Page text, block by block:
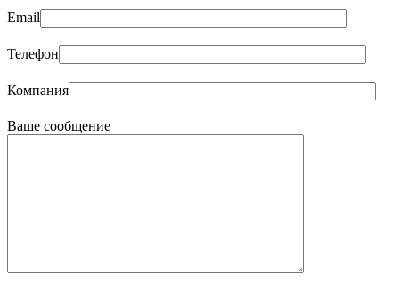
Email
Телефон
Компания
Ваше сообщение